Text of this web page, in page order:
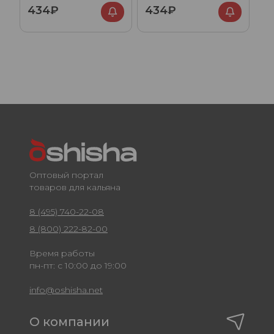
434₽ 434₽
Оптовый портал
товаров для кальяна
8 (495) 740-22-08
8 (800) 222-82-00
Время работы
пн-пт: с 10:00 до 19:00
info@oshisha.net
О компании